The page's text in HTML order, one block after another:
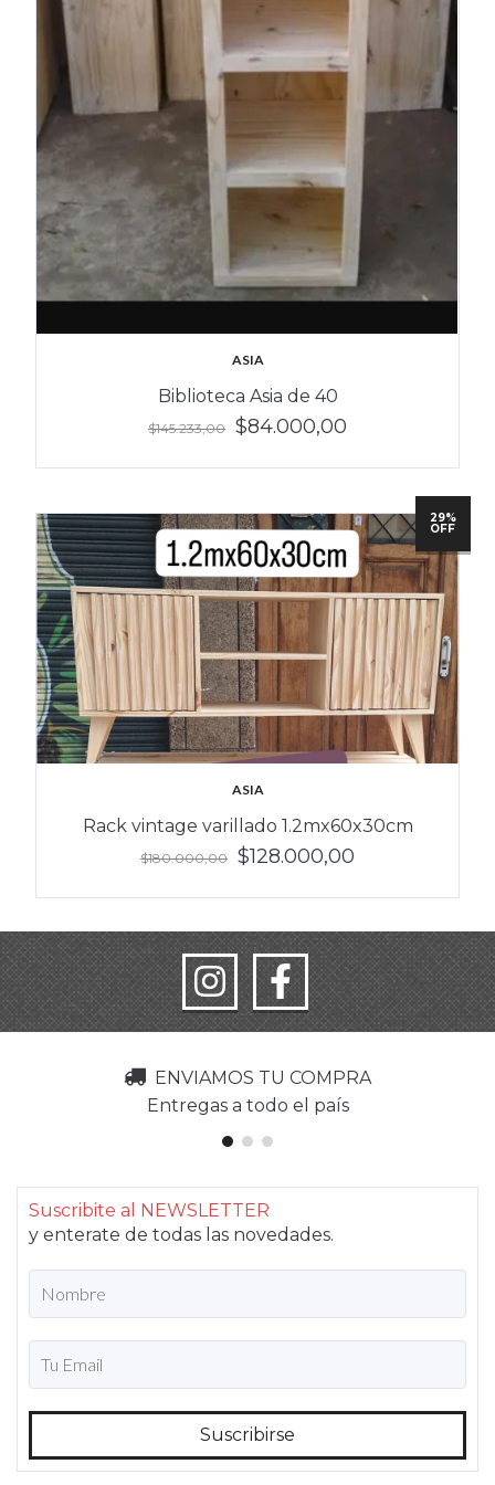
ASIA
Biblioteca Asia de 40
$145.233,00 $84.000,00
29%
OFF
ASIA
Rack vintage varillado 1.2mx60x30cm
$180.000,00 $128.000,00
ENVIAMOS TU COMPRA
Entregas a todo el país
Suscribite al NEWSLETTER
y enterate de todas las novedades.